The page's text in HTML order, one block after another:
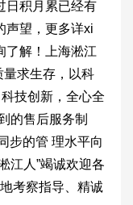
日积月累已经有
声望，更多详xi
了解！上海淞江
量求生存，以科
技创新，全心全
的售后服务制
步的管 理水平向
江人”竭诚欢迎各
考察指导、精诚